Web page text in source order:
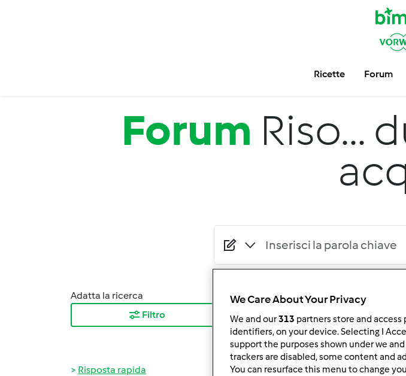
Ricette Forum
Forum Riso...
Adatta la ricerca
Filtro
Ordina per:
I risultati più recenti
Risposta rapida
We Care About Your Privacy
We and our313 partners store and
identifiers, on your device. Selecting I
support the purposes shown under we
trackers are disabled, some content and
You can resurface this menu to change